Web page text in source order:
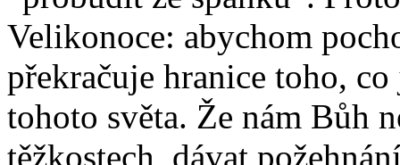
Velikonoce: abychom
překračuje hranice toho,
tohoto světa. Že nám Bůh
těžkostech, dávat